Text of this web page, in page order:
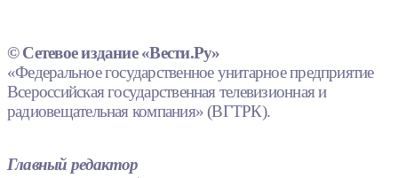
© Сетевое издание «Вести.Ру»
«Федеральное государственное унитарное предприятие
Всероссийская государственная телевизионная и
радиовещательная компания» (ВГТРК).
Главный редактор